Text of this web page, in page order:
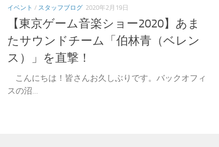
イベント / スタッフブログ 2020年2月19日
【東京ゲーム音楽ショー2020】あま
たサウンドチーム「伯林青（ベレン
ス）」を直撃！
こんにちは！皆さんお久しぶりです。バックオフィ
スの沼...